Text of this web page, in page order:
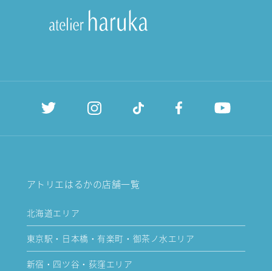
アトリエはるかの店舗一覧
北海道エリア
東京駅・日本橋・有楽町・御茶ノ水エリア
新宿・四ツ谷・荻窪エリア